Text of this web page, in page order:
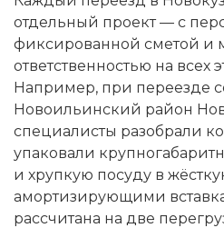
отдельный проект — с
фиксированной сметой и
ответственностью на всех
Например, при переезде
Новоильинский район
специалисты разобрали
упаковали
и хрупкую посуду в
амортизирующими
рассчитана на две